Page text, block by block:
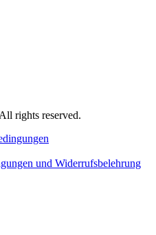
rights reserved.
und Widerrufsbelehrung